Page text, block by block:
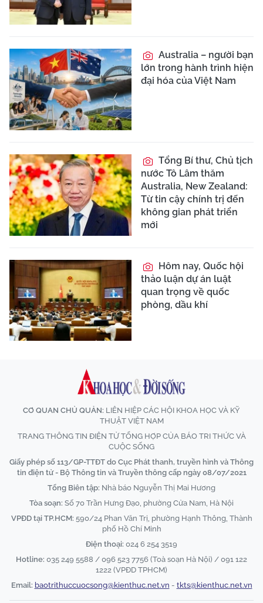
Australia – người bạn
lớn trong hành trình hiện
đại hóa của Việt Nam
Tổng Bí thư, Chủ tịch
nước Tô Lâm thăm
Australia, New Zealand:
Từ tin cậy chính trị đến
không gian phát triển
mới
Hôm nay, Quốc hội
thảo luận dự án luật
quan trọng về quốc
phòng, dầu khí
CƠ QUAN CHỦ QUẢN: LIÊN HIỆP CÁC HỘI KHOA HỌC VÀ KỸ
THUẬT VIỆT NAM
TRANG THÔNG TIN ĐIỆN TỬ TỔNG HỢP CỦA BÁO TRI THỨC VÀ
CUỘC SỐNG
Giấy phép số 113/GP-TTĐT do Cục Phát thanh, truyền hình và Thông
tin điện tử - Bộ Thông tin và Truyền thông cấp ngày 08/07/2021
Tổng Biên tập: Nhà báo Nguyễn Thị Mai Hương
Tòa soạn: Số 70 Trần Hưng Đạo, phường Cửa Nam, Hà Nội
VPĐD tại TP.HCM: 590/24 Phan Văn Trị, phường Hạnh Thông, Thành
phố Hồ Chí Minh
Điện thoại: 024 6 254 3519
Hotline: 035 249 5588 / 096 523 7756 (Toà soạn Hà Nội) / 091 122
1222 (VPĐD TPHCM)
Email: baotrithuccuocsong@kienthuc.net.vn - tkts@kienthuc.net.vn